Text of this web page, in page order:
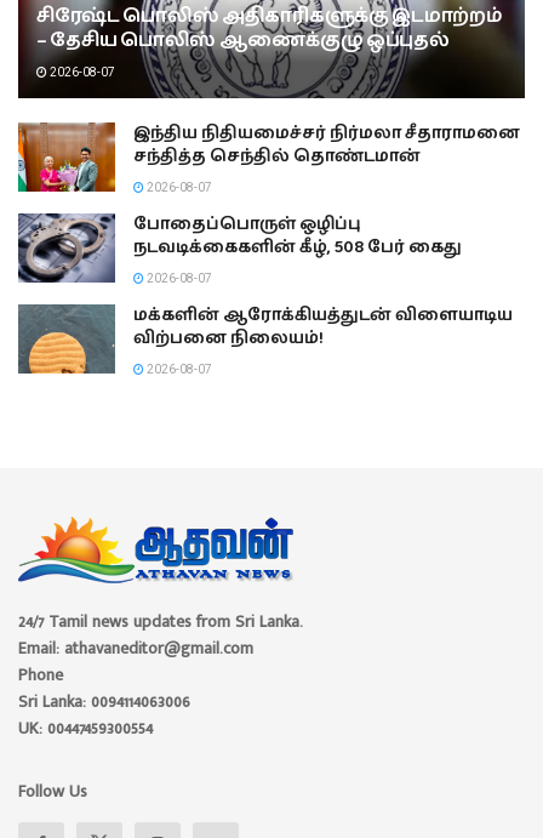
சிரேஷ்ட பொலிஸ் அதிகாரிகளுக்கு இடமாற்றம்
– தேசிய பொலிஸ் ஆணைக்குழு ஒப்புதல்
2026-08-07
இந்திய நிதியமைச்சர் நிர்மலா சீதாராமனை
சந்தித்த செந்தில் தொண்டமான்
2026-08-07
போதைப்பொருள் ஒழிப்பு
நடவடிக்கைகளின் கீழ், 508 பேர் கைது
2026-08-07
மக்களின் ஆரோக்கியத்துடன் விளையாடிய
விற்பனை நிலையம்!
2026-08-07
24/7 Tamil news updates from Sri Lanka.
Email: athavaneditor@gmail.com
Phone
Sri Lanka: 0094114063006
UK: 00447459300554
Follow Us